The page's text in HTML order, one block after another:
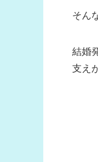
そん
結婚
支え